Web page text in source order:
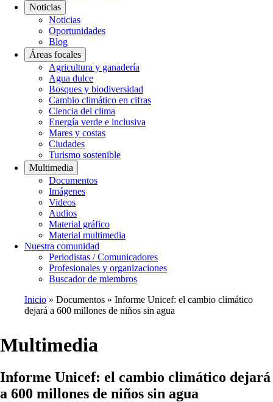
Noticias
Noticias
Oportunidades
Blog
Áreas focales
Agricultura y ganadería
Agua dulce
Bosques y biodiversidad
Cambio climático en cifras
Ciencia del clima
Energía verde e inclusiva
Mares y costas
Ciudades
Turismo sostenible
Multimedia
Documentos
Imágenes
Videos
Audios
Material gráfico
Material multimedia
Nuestra comunidad
Periodistas / Comunicadores
Profesionales y organizaciones
Buscador de miembros
Ruta
navegación
Inicio Documentos
Informe Unicef: el cambio climático
dejará a 600 millones de niños sin agua
Multimedia
Informe Unicef: el cambio climático dejará
a 600 millones de niños sin agua